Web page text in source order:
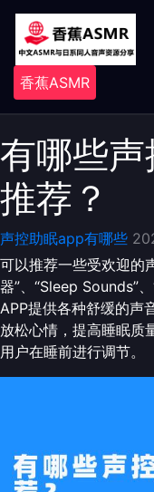
香蕉ASMR
有哪些
推荐？
声控助眠app有哪些
可以推荐一些受欢迎的
器”、“Sleep Sounds”
APP提供各种舒缓的声
放松心情，提高睡眠质
用户在睡前进行调节。